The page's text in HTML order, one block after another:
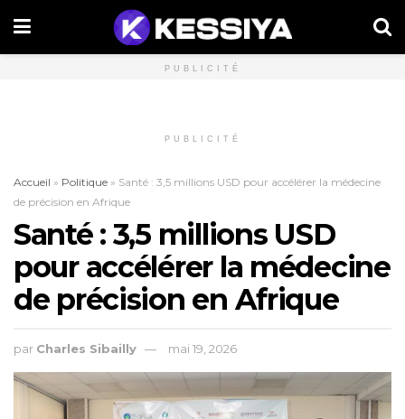
PUBLICITÉ
PUBLICITÉ
Accueil » Politique » Santé : 3,5 millions USD pour accélérer la médecine
de précision en Afrique
Santé : 3,5 millions USD
pour accélérer la médecine
de précision en Afrique
par Charles Sibailly mai 19, 2026